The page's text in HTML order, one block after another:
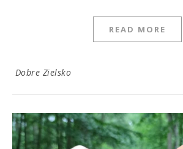
READ MORE
Dobre Zielsko